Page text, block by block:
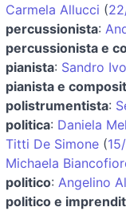
Carmela Allucci (
percussionista:
percussionista e
pianista: Sandro
pianista e
polistrumentista:
politica: Daniela
Titti De Simone (
Michaela
politico: Angelino
politico e